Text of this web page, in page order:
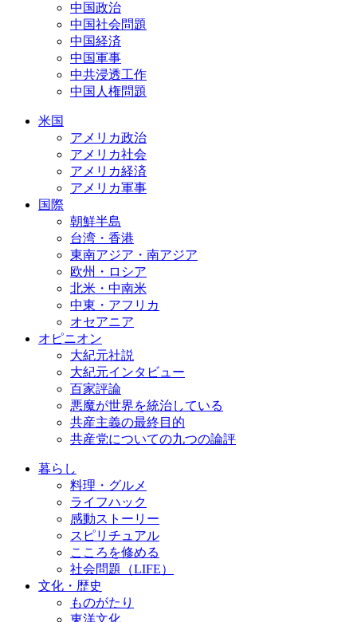
中国政治
中国社会問題
中国経済
中国軍事
中共浸透工作
中国人権問題
米国
アメリカ政治
アメリカ社会
アメリカ経済
アメリカ軍事
国際
朝鮮半島
台湾・香港
東南アジア・南アジア
欧州・ロシア
北米・中南米
中東・アフリカ
オセアニア
オピニオン
大紀元社説
大紀元インタビュー
百家評論
悪魔が世界を統治している
共産主義の最終目的
共産党についての九つの論評
暮らし
料理・グルメ
ライフハック
感動ストーリー
スピリチュアル
こころを修める
社会問題（LIFE）
文化・歴史
ものがたり